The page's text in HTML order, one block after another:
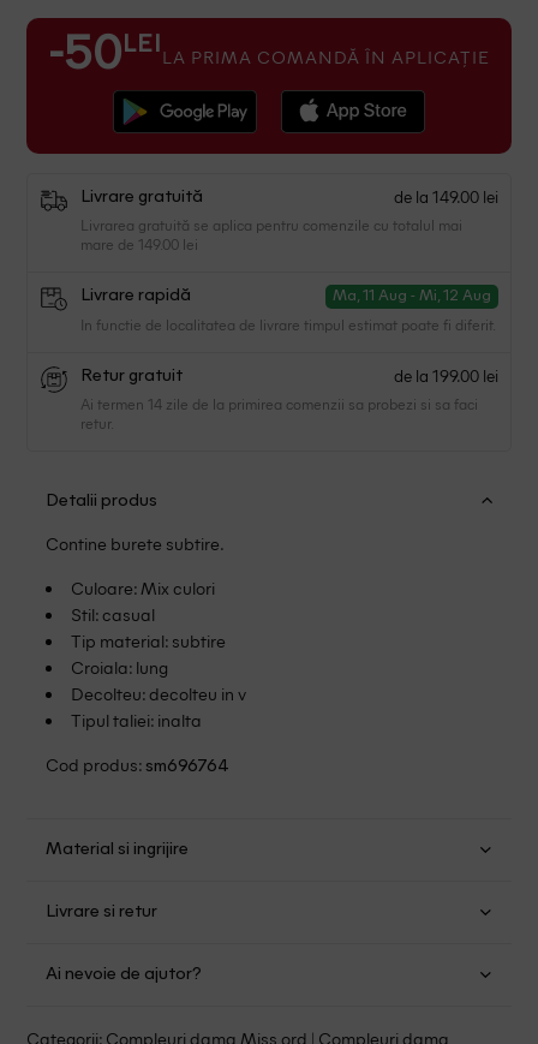
-50 LEI LA PRIMA COMANDĂ ÎN APLICAȚIE
Livrare gratuită de la 149.00 lei
Livrarea gratuită se aplica pentru comenzile cu totalul mai
mare de 149.00 lei
Livrare rapidă Ma, 11 Aug - Mi, 12 Aug
In functie de localitatea de livrare timpul estimat poate fi diferit.
Retur gratuit de la 199.00 lei
Ai termen 14 zile de la primirea comenzii sa probezi si sa faci
retur.
Detalii produs
Contine burete subtire.
Culoare: Mix culori
Stil: casual
Tip material: subtire
Croiala: lung
Decolteu: decolteu in v
Tipul taliei: inalta
Cod produs: sm696764
Material si ingrijire
Nu folositi inalbitor
Se pot calca
Livrare si retur
mare de 149.00 lei.
Ai nevoie de ajutor?
Categorii: Compleuri dama Miss ord | Compleuri dama